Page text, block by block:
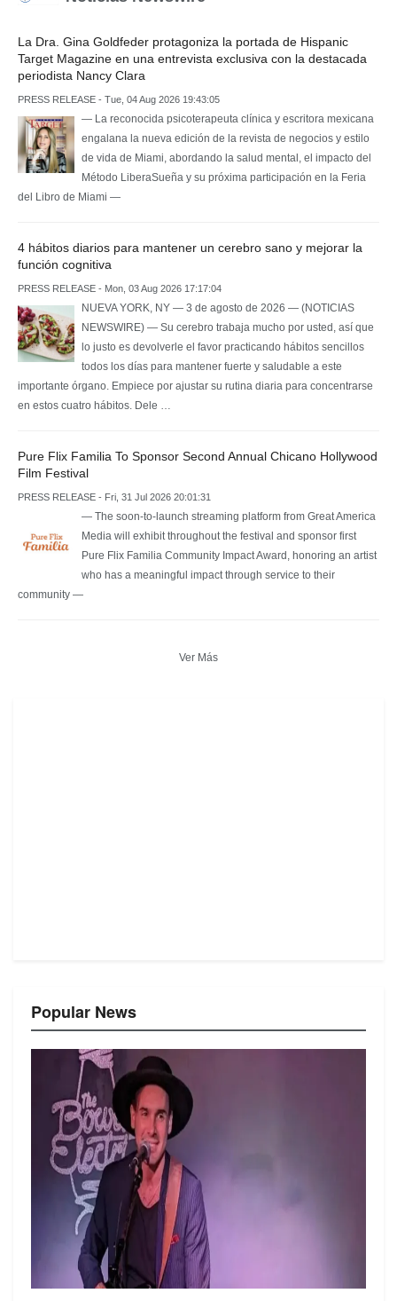
La Dra. Gina Goldfeder protagoniza la portada de Hispanic
Target Magazine en una entrevista exclusiva con la destacada
periodista Nancy Clara
PRESS RELEASE - Tue, 04 Aug 2026 19:43:05
— La reconocida psicoterapeuta clínica y escritora mexicana
engalana la nueva edición de la revista de negocios y estilo
de vida de Miami, abordando la salud mental, el impacto del
Método LiberaSueña y su próxima participación en la Feria
del Libro de Miami —
4 hábitos diarios para mantener un cerebro sano y mejorar la
función cognitiva
PRESS RELEASE - Mon, 03 Aug 2026 17:17:04
NUEVA YORK, NY — 3 de agosto de 2026 — (NOTICIAS
NEWSWIRE) — Su cerebro trabaja mucho por usted, así que
lo justo es devolverle el favor practicando hábitos sencillos
todos los días para mantener fuerte y saludable a este
importante órgano. Empiece por ajustar su rutina diaria para concentrarse
en estos cuatro hábitos. Dele …
Pure Flix Familia To Sponsor Second Annual Chicano Hollywood
Film Festival
PRESS RELEASE - Fri, 31 Jul 2026 20:01:31
— The soon-to-launch streaming platform from Great America
Media will exhibit throughout the festival and sponsor first
Pure Flix Familia Community Impact Award, honoring an artist
who has a meaningful impact through service to their
community —
Ver Más
Popular News